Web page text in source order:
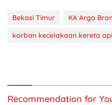
Bekasi Timur
KA Argo
korban kecelakaan kereta api
Recommendation for